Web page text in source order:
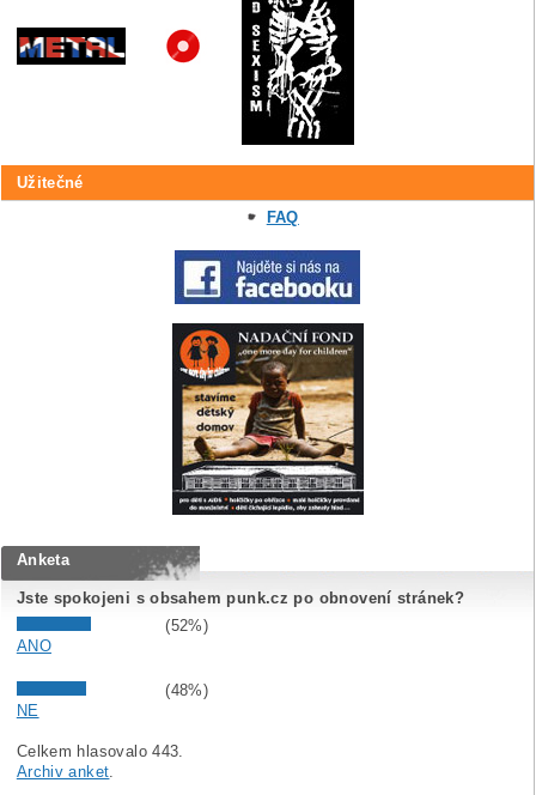
Užitečné
FAQ
Anketa
Jste spokojeni s obsahem punk.cz po obnovení stránek?
(52%)
ANO
(48%)
NE
Celkem hlasovalo 443.
Archiv anket.